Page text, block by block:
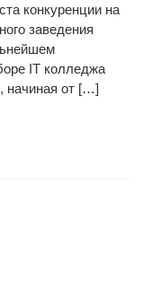
конкуренции на
заведения
IT колледжа
начиная от […]